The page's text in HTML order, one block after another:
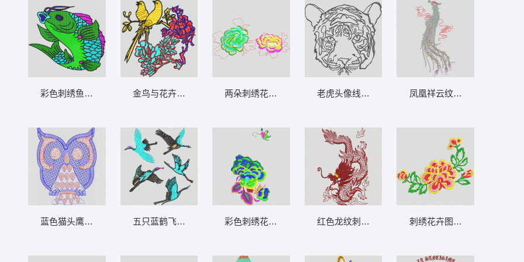
彩色刺绣鱼图案 鲤鱼
蓝色猫头鹰刺绣图案 猫头鹰
金鸟与花卉刺绣图案 鸟 靓花
五只蓝鹤飞行图案 鹤
两朵刺绣花卉图案 靓花
彩色刺绣花卉与蝴蝶图案 靓花
老虎头像线描图 虎头
红色龙纹刺绣图案 龙
凤凰祥云纹样设计图 凤凰 珠
刺绣花卉图案 靓花